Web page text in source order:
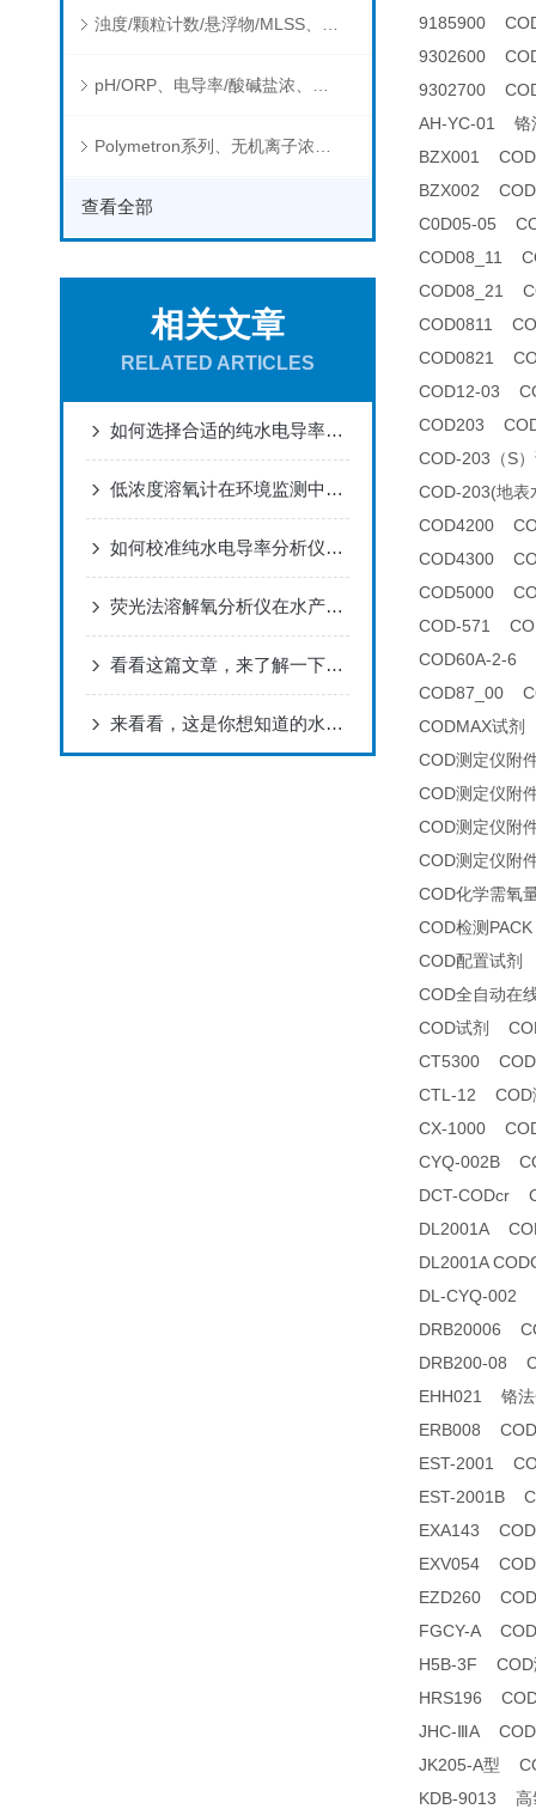
查看全部
相关文章
RELATED ARTICLES
如何选择合适的纯水电导率分析仪
低浓度溶氧计在环境监测中有哪些应用？
如何校准纯水电导率分析仪以确保其测量精度？
荧光法溶解氧分析仪在水产养殖中的应用
看看这篇文章，来了解一下氟离子浓度分析仪吧！
来看看，这是你想知道的水硬度在线分析仪吗？
9185900 COD
9302600
9302700
AH-YC-01 铬
BZX001
BZX002
C0D05-05
COD08_11
COD08_21
COD0811
COD0821
COD12-03
COD203
COD-203（S
COD-203(地
COD4200
COD4300
COD5000
COD-571
COD60A-2-6
COD87_00
CODMAX试
COD测定仪附
COD测定仪附
COD测定仪附
COD测定仪附
COD化学需氧
COD检测
COD配置试剂
COD全自动在
COD试剂
CT5300 COD
CTL-12 COD
CX-1000
CYQ-002B
DCT-CODcr
DL2001A
DL2001A
DL-CYQ-002
DRB20006
DRB200-08
EHH021 铬法
ERB008 COD
EST-2001
EST-2001B
EXA143 COD
EXV054 COD
EZD260
FGCY-A
H5B-3F COD
HRS196
JHC-ⅢA COD
JK205-A型
KDB-9013 高